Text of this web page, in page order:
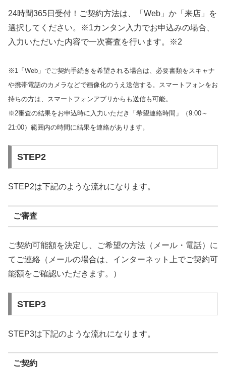
24時間365日受付！ご契約方法は、「Web」か「来店」を
選択してください。※1カンタン入力でお申込みの場合、
入力いただいた内容で一次審査を行います。※2
※1「Web」でご契約手続きを希望される場合は、必要書類をスキャナ
や携帯電話のカメラなどで画像化のうえ送信する。スマートフォンをお
持ちの方は、スマートフォンアプリからも送信も可能。
※2審査の結果をお申込時に入力いただき「希望連絡時間」（9:00～
21:00）範囲内の時間に結果を連絡があります。
STEP2
STEP2は下記のような流れになります。
ご審査
ご契約可能額を決定し、ご希望の方法（メール・電話）に
てご連絡（メールの場合は、インターネット上でご契約可
能額をご確認いただきます。）
STEP3
STEP3は下記のような流れになります。
ご契約